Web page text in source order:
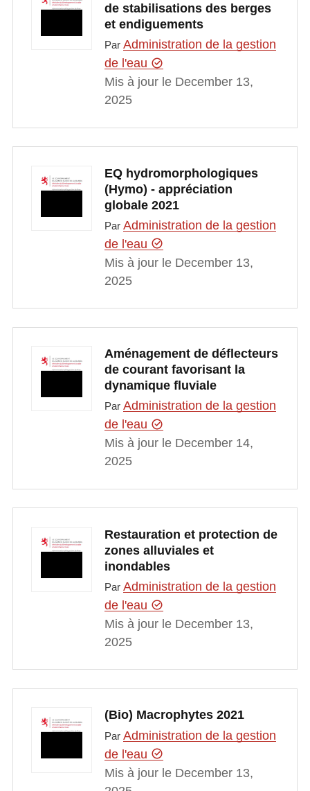
de stabilisations des berges
et endiguements
Par Administration de la gestion
de l'eau
Mis à jour le December 13,
2025
EQ hydromorphologiques
(Hymo) - appréciation
globale 2021
Par Administration de la gestion
de l'eau
Mis à jour le December 13,
2025
Aménagement de déflecteurs
de courant favorisant la
dynamique fluviale
Par Administration de la gestion
de l'eau
Mis à jour le December 14,
2025
Restauration et protection de
zones alluviales et
inondables
Par Administration de la gestion
de l'eau
Mis à jour le December 13,
2025
(Bio) Macrophytes 2021
Par Administration de la gestion
de l'eau
Mis à jour le December 13,